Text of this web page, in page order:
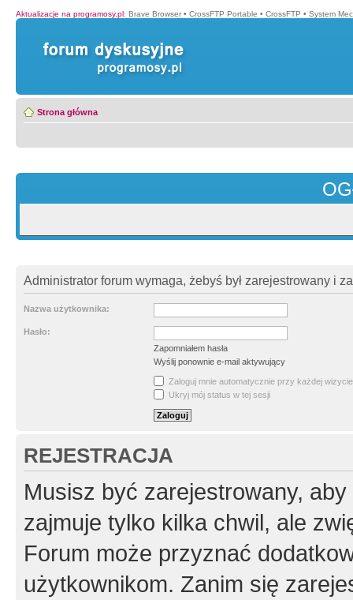
Aktualizacje na programosy.pl: Brave Browser • CrossFTP Portable • CrossFTP • System
Strona główna
Administrator forum wymaga, żebyś był zarejestrowany i
Nazwa użytkownika:
Hasło:
Zapomniałem hasła
Wyślij ponownie e-mail aktywujący
Zaloguj mnie automatycznie przy każdej wizycie
Ukryj mój status w tej sesji
REJESTRACJA
Musisz być zarejestrowany,
zajmuje tylko kilka chwil, ale
Forum może przyznać
użytkownikom. Zanim się